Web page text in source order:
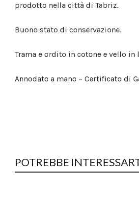
prodotto nella città di Tabriz.
Buono stato di conservazione.
Trama e ordito in cotone e vello in
Annodato a mano – Certificato di
POTREBBE